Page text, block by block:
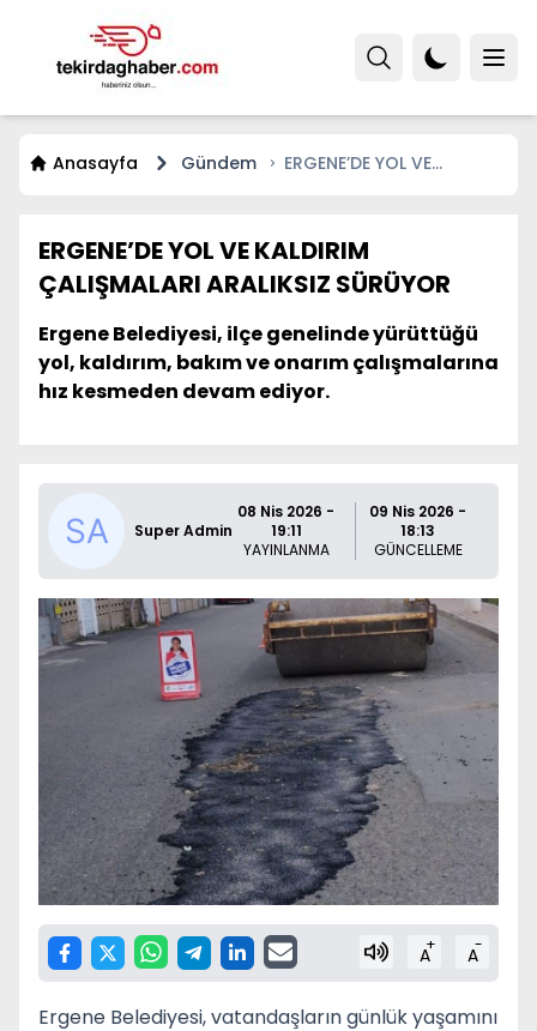
Anasayfa Gündem
ERGENE’DE YOL VE
ERGENE’DE YOL VE KALDIRIM
ÇALIŞMALARI ARALIKSIZ SÜRÜYOR
Ergene Belediyesi, ilçe genelinde yürüttüğü
yol, kaldırım, bakım ve onarım çalışmalarına
hız kesmeden devam ediyor.
Super Admin
08 Nis 2026 -
19:11
YAYINLANMA
09 Nis 2026 -
18:13
GÜNCELLEME
A+ A-
Ergene Belediyesi, vatandaşların günlük yaşamını